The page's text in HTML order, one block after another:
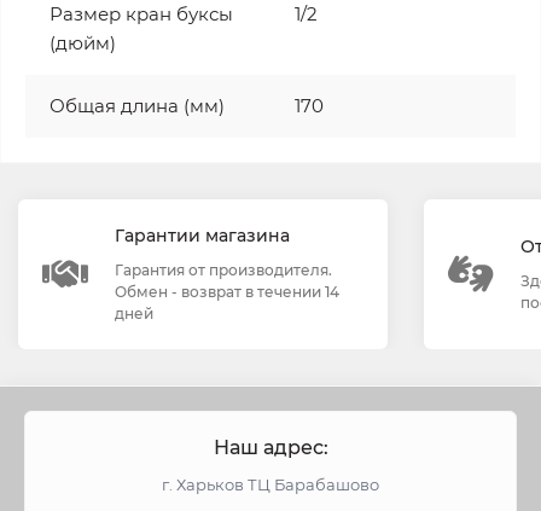
Размер кран буксы
(дюйм)
1/2
Общая длина (мм) 170
Гарантии магазина
Гарантия от производителя.
Обмен - возврат в течении 14
дней
Наш адрес:
г. Харьков ТЦ Барабашово